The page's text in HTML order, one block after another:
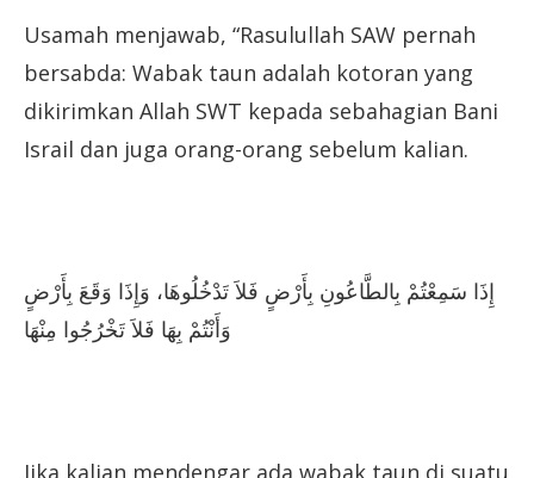
Usamah menjawab, “Rasulullah SAW pernah
bersabda: Wabak taun adalah kotoran yang
dikirimkan Allah SWT kepada sebahagian Bani
Israil dan juga orang-orang sebelum kalian.
إِذَا سَمِعْتُمْ بِالطَّاعُونِ بِأَرْضٍ فَلاَ تَدْخُلُوهَا، وَإِذَا وَقَعَ بِأَرْضٍ
وَأَنْتُمْ بِهَا فَلاَ تَخْرُجُوا مِنْهَا
Jika kalian mendengar ada wabak taun di suatu